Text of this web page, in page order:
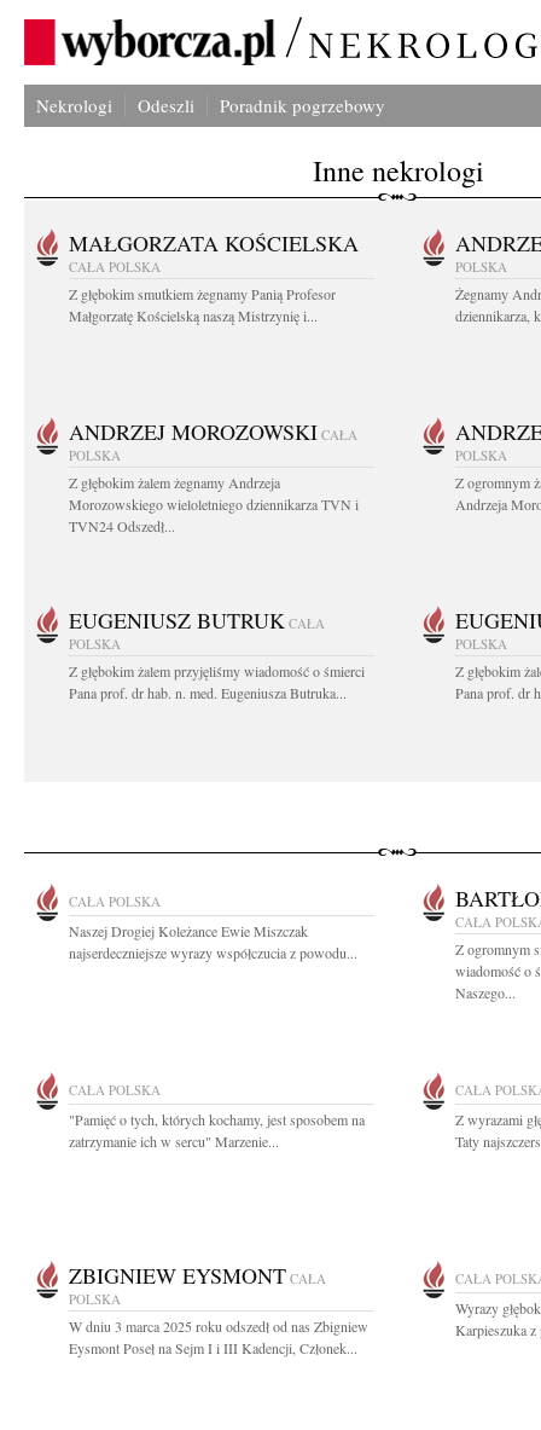
Nekrologi Odeszli Poradnik pogrzebowy
Inne nekrologi
MAŁGORZATA KOŚCIELSKA
CAŁA POLSKA
Z głębokim smutkiem żegnamy Panią Profesor
Małgorzatę Kościelską naszą Mistrzynię i...
POLSKA
Żegnamy
dziennikarza,
ANDRZEJ MOROZOWSKI CAŁA
POLSKA
Z głębokim żalem żegnamy Andrzeja
Morozowskiego wieloletniego dziennikarza TVN i
TVN24 Odszedł...
POLSKA
Z ogromnym
Andrzeja
EUGENIUSZ BUTRUK CAŁA
POLSKA
Z głębokim żalem przyjęliśmy wiadomość o śmierci
Pana prof. dr hab. n. med. Eugeniusza Butruka...
POLSKA
Z głębokim
Pana prof. dr
CAŁA POLSKA
Naszej Drogiej Koleżance Ewie Miszczak
najserdeczniejsze wyrazy współczucia z powodu...
CAŁA
Z ogromnym
wiadomość o
Naszego...
CAŁA POLSKA
"Pamięć o tych, których kochamy, jest sposobem na
zatrzymanie ich w sercu" Marzenie...
CAŁA
Z wyrazami
Taty
ZBIGNIEW EYSMONT CAŁA
POLSKA
W dniu 3 marca 2025 roku odszedł od nas Zbigniew
Eysmont Poseł na Sejm I i III Kadencji, Członek...
CAŁA
Wyrazy
Karpieszuka